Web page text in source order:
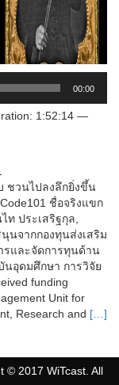
00:00
1:52:14 —
ชวนไปลงลึกยิ่งขึ้น
ชื่อจริงแขก
ประเสริฐกุล,
จากกองทุนส่งเสริม
รและจัดการทุนด้าน
อุดมศึกษา การวิจัย
funding
Unit for
Research and […]
© 2017 WiTcast. All